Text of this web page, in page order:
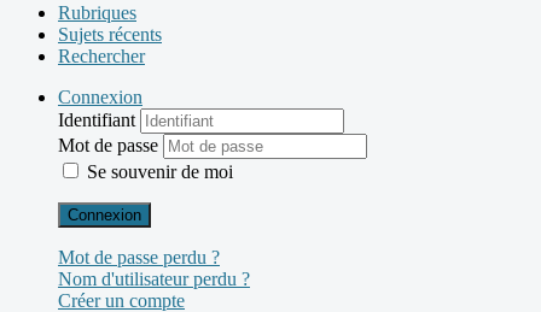
Rubriques
Sujets récents
Rechercher
Connexion
Identifiant
Mot de passe
Se souvenir de moi
Connexion
Mot de passe perdu ?
Nom d'utilisateur perdu ?
Créer un compte